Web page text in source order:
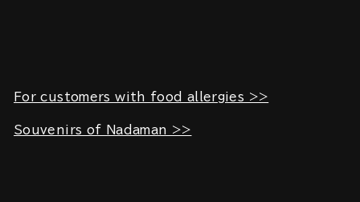
For customers with food allergies >>
Souvenirs of Nadaman >>